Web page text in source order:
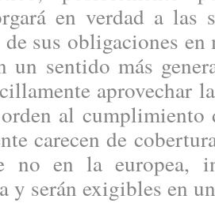
en verdad a las
sus obligaciones en
un sentido más
aprovechar
al cumplimiento
carecen de
no en la europea,
y serán exigibles en